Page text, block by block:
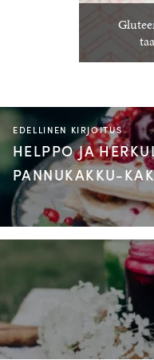
EDELLINEN KIRJOITUS
HELPPO JA
PANNUKAKKU-